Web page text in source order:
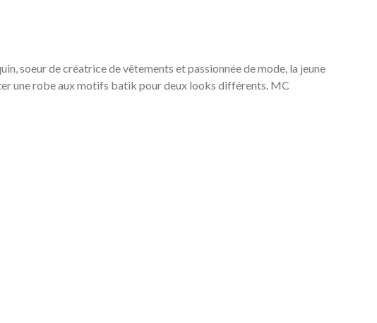
soeur de créatrice de vêtements et passionnée de mode, la jeune
une robe aux motifs batik pour deux looks différents. MC